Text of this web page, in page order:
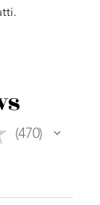
470
470